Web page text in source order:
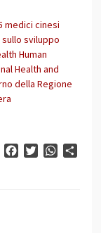
medici cinesi
sviluppo
Human
Health and
della Regione
FacebookTwitter